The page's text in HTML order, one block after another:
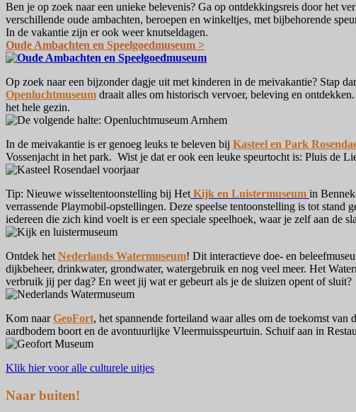
Ben je op zoek naar een unieke belevenis? Ga op ontdekkingsreis door het
verschillende oude ambachten, beroepen en winkeltjes, met bijbehorende
In de vakantie zijn er ook weer knutseldagen.
Oude Ambachten en Speelgoedmuseum >
Op zoek naar een bijzonder dagje uit met kinderen in de meivakantie? Stap
Openluchtmuseum draait alles om historisch vervoer, beleving en ontdekken.
het hele gezin.
In de meivakantie is er genoeg leuks te beleven bij Kasteel en Park
Vossenjacht in het park. Wist je dat er ook een leuke speurtocht is: Pluis de
Tip: Nieuwe wisseltentoonstelling bij Het Kijk en Luistermuseum in
verrassende Playmobil-opstellingen. Deze speelse tentoonstelling is tot
iedereen die zich kind voelt is er een speciale speelhoek, waar je zelf aan
Ontdek het Nederlands Watermuseum! Dit interactieve doe- en
dijkbeheer, drinkwater, grondwater, watergebruik en nog veel meer. Het
verbruik jij per dag? En weet jij wat er gebeurt als je de sluizen opent of sluit?
Kom naarGeoFort, het spannende forteiland waar alles om de toekomst
aardbodem boort en de avontuurlijke Vleermuisspeurtuin. Schuif aan in
Klik hier voor alle culturele uitjes
Naar buiten!